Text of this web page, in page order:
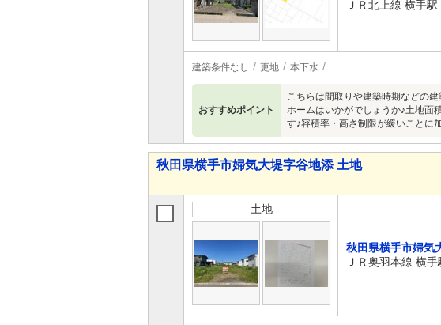
ＪＲ北上線 横手
建築条件なし 更地 本下水
おすすめポイント
こちらは間取りや建築時期などの
ホームはいかがでしょうか♪土地面
す♪容積率・高さ制限が緩いことに
秋田県横手市婦気大堤字谷地添 土地
土地
秋田県横手市婦気
ＪＲ奥羽本線 横